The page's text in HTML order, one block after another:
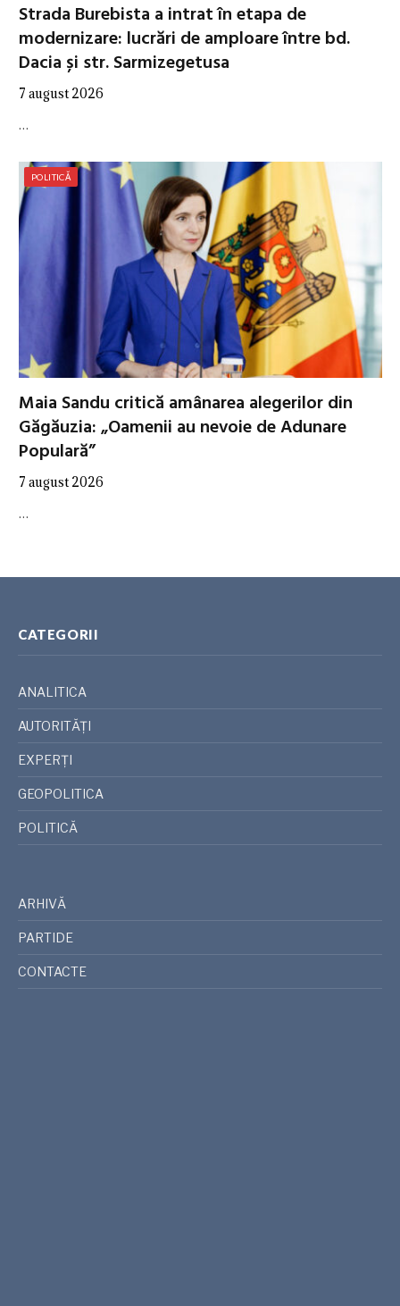
Strada Burebista a intrat în etapa de
modernizare: lucrări de amploare între bd.
Dacia și str. Sarmizegetusa
7 august 2026
…
POLITICĂ
Maia Sandu critică amânarea alegerilor din
Găgăuzia: „Oamenii au nevoie de Adunare
Populară”
7 august 2026
…
CATEGORII
ANALITICA
AUTORITĂȚI
EXPERȚI
GEOPOLITICA
POLITICĂ
ARHIVĂ
PARTIDE
CONTACTE